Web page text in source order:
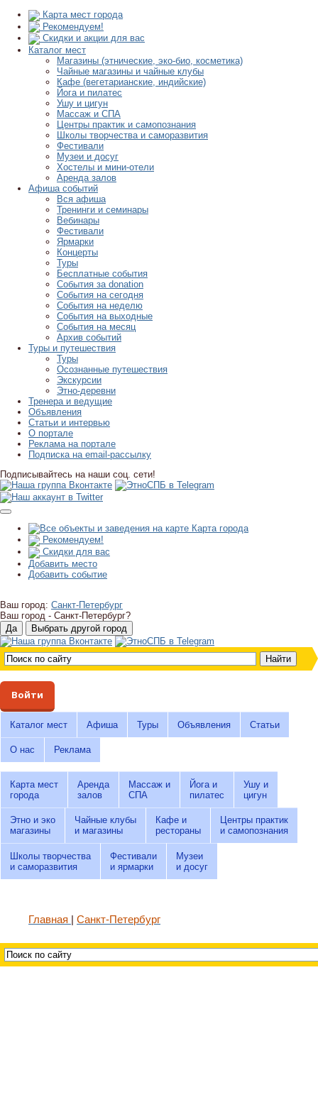
Карта мест города
Рекомендуем!
Скидки и акции для вас
Каталог мест
Магазины (этнические, эко-био, косметика)
Чайные магазины и чайные клубы
Кафе (вегетарианские, индийские)
Йога и пилатес
Ушу и цигун
Массаж и СПА
Центры практик и самопознания
Школы творчества и саморазвития
Фестивали
Музеи и досуг
Хостелы и мини-отели
Аренда залов
Афиша событий
Вся афиша
Тренинги и семинары
Вебинары
Фестивали
Ярмарки
Концерты
Туры
Бесплатные события
События за donation
События на сегодня
События на неделю
События на выходные
События на месяц
Архив событий
Туры и путешествия
Туры
Осознанные путешествия
Экскурсии
Этно-деревни
Тренера и ведущие
Объявления
Статьи и интервью
О портале
Реклама на портале
Подписка на email-рассылку
Подписывайтесь на наши соц. сети!
Карта города
Рекомендуем!
Скидки для вас
Добавить место
Добавить событие
Ваш город: Санкт-Петербург
Ваш город - Санкт-Петербург?
Войти
Каталог мест Афиша Туры Объявления Статьи
О нас Реклама
Карта мест
города
Аренда
залов
Массаж и
СПА
Йога и
пилатес
Ушу и
цигун
Этно и эко
магазины
Чайные клубы
и магазины
Кафе и
рестораны
Центры практик
и самопознания
Школы творчества
и саморазвития
Фестивали
и ярмарки
Музеи
и досуг
Главная Санкт-Петербург